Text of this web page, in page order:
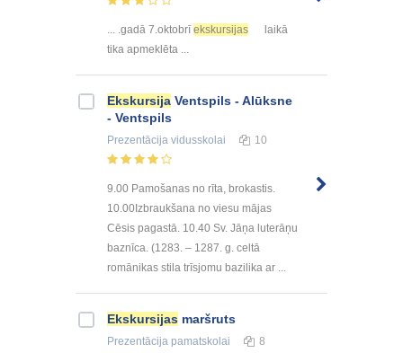
... .gadā 7.oktobrīekskursijas
laikā
tika apmeklēta ...
Ekskursija Ventspils - Alūksne
- Ventspils
Prezentācija vidusskolai 10
9.00 Pamošanas no rīta, brokastis.
10.00Izbraukšana no viesu mājas
Cēsis pagastā. 10.40 Sv. Jāņa luterāņu
baznīca. (1283. – 1287. g. celtā
romānikas stila trīsjomu bazilika ar ...
Ekskursijas maršruts
Prezentācija pamatskolai 8